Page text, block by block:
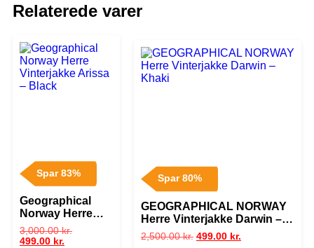
Relaterede varer
Spar 83%
Geographical
Norway Herre
Vinterjakke
Arissa – Black
3,000.00kr.
499.00 kr.
Spar 80%
GEOGRAPHICAL NORWAY
Herre Vinterjakke Darwin –
Khaki
2,500.00kr. 499.00 kr.